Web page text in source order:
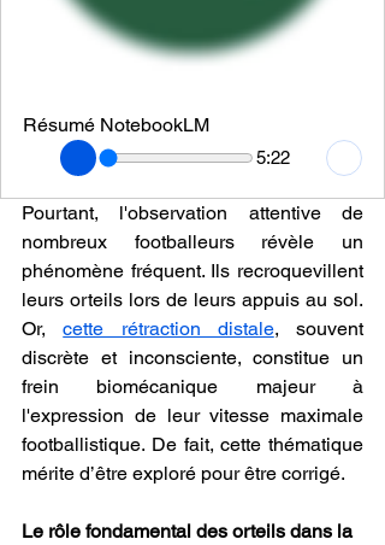
Résumé NotebookLM
5:22
Pourtant, l'observation attentive de
nombreux footballeurs révèle un
phénomène fréquent. Ils recroquevillent
leurs orteils lors de leurs appuis au sol.
Or, cette rétraction distale, souvent
discrète et inconsciente, constitue un
frein biomécanique majeur à
l'expression de leur vitesse maximale
footballistique. De fait, cette thématique
mérite d’être exploré pour être corrigé.
Le rôle fondamental des orteils dans la